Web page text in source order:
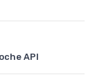
API